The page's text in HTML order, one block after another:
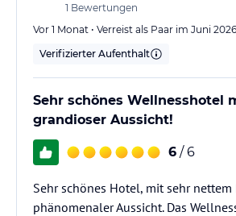
1 Bewertungen
Vor 1 Monat • Verreist als Paar im Juni 2026
Verifizierter Aufenthalt
Sehr schönes Wellnesshotel
grandioser Aussicht!
6 / 6
Sehr schönes Hotel, mit sehr nettem
phänomenaler Aussicht. Das